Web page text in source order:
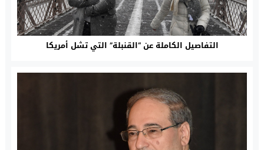
التفاصيل الكاملة عن “القنبلة” التي تشل أمريكا